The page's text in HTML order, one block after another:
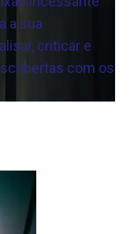
a sua
criticar e
com os